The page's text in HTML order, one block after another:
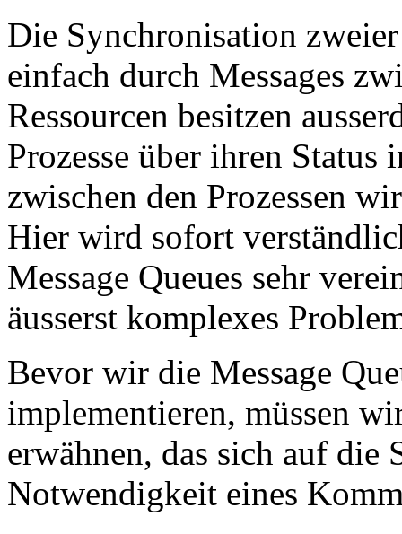
Die Synchronisation
einfach durch Messages
Ressourcen besitzen
Prozesse über ihren
zwischen den Prozessen
Hier wird sofort
Message Queues sehr
äusserst komplexes
Bevor wir die Message
implementieren, müssen
erwähnen, das sich auf die
Notwendigkeit eines